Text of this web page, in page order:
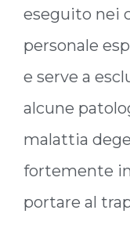
eseguito nei
personale
e serve a
alcune
malattia
fortemente
portare al